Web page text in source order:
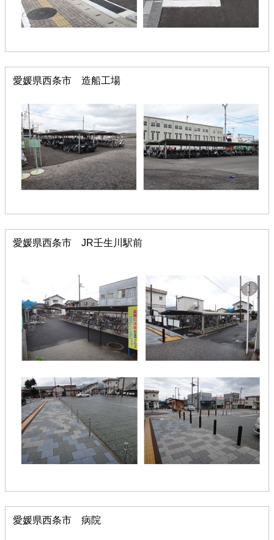
愛媛県西条市 造船工場
愛媛県西条市 JR壬生川駅前
愛媛県西条市 病院